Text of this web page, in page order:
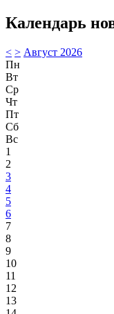
Календарь
< > Август 2026
Пн
Вт
Ср
Чт
Пт
Сб
Вс
1
2
3
4
5
6
7
8
9
10
11
12
13